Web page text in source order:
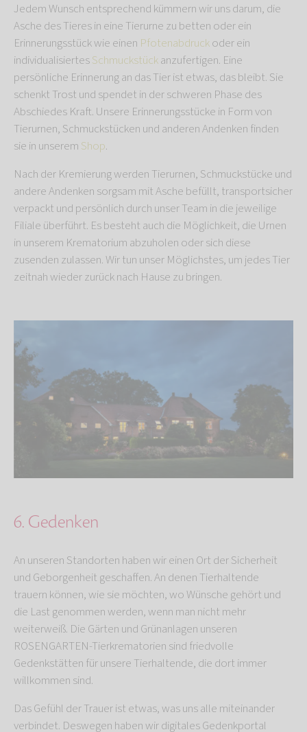
Jedem Wunsch entsprechend kümmern wir uns darum, die
Asche des Tieres in eine Tierurne zu betten oder ein
Erinnerungsstück wie einen Pfotenabdruckoder ein
individualisiertesSchmuckstückanzufertigen. Eine
persönliche Erinnerung an das Tier ist etwas, das bleibt. Sie
schenkt Trost und spendet in der schweren Phase des
Abschiedes Kraft. Unsere Erinnerungsstücke in Form von
Tierurnen, Schmuckstücken und anderen Andenken finden
sie in unserem Shop.
Nach der Kremierung werden Tierurnen, Schmuckstücke und
andere Andenken sorgsam mit Asche befüllt, transportsicher
verpackt und persönlich durch unser Team in die jeweilige
Filiale überführt. Es besteht auch die Möglichkeit, die Urnen
in unserem Krematorium abzuholen oder sich diese
zusenden zulassen. Wir tun unser Möglichstes, um jedes Tier
zeitnah wieder zurück nach Hause zu bringen.
6. Gedenken
An unseren Standorten haben wir einen Ort der Sicherheit
und Geborgenheit geschaffen. An denen Tierhaltende
trauern können, wie sie möchten, wo Wünsche gehört und
die Last genommen werden, wenn man nicht mehr
weiterweiß. Die Gärten und Grünanlagen unseren
ROSENGARTEN-Tierkrematorien sind friedvolle
Gedenkstätten für unsere Tierhaltende, die dort immer
willkommen sind.
Das Gefühl der Trauer ist etwas, was uns alle miteinander
verbindet. Deswegen haben wir digitales Gedenkportal